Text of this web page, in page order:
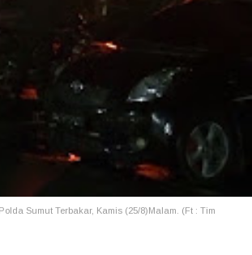
Sumut Terbakar, Kamis (25/8)Malam. (Ft : Tim